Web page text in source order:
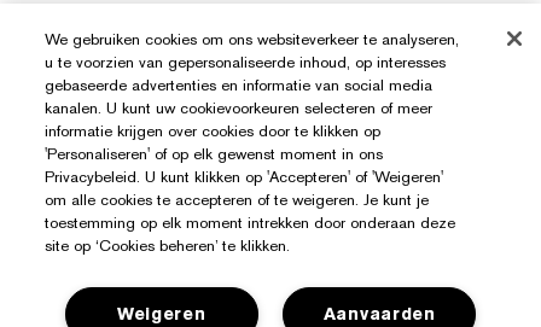
We gebruiken cookies om ons websiteverkeer te analyseren,
u te voorzien van gepersonaliseerde inhoud, op interesses
gebaseerde advertenties en informatie van social media
kanalen. U kunt uw cookievoorkeuren selecteren of meer
informatie krijgen over cookies door te klikken op
'Personaliseren' of op elk gewenst moment in ons
Privacybeleid. U kunt klikken op 'Accepteren' of 'Weigeren'
om alle cookies te accepteren of te weigeren. Je kunt je
toestemming op elk moment intrekken door onderaan deze
site op ‘Cookies beheren’ te klikken.
Aanvaarden
Weigeren